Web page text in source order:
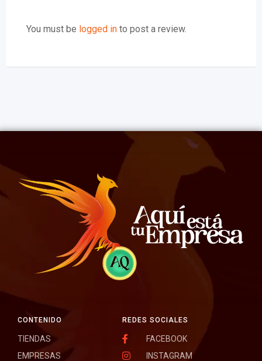
You must be logged in to post a review.
REDES SOCIALES
FACEBOOK
INSTAGRAM
CONTENIDO
TIENDAS
EMPRESAS